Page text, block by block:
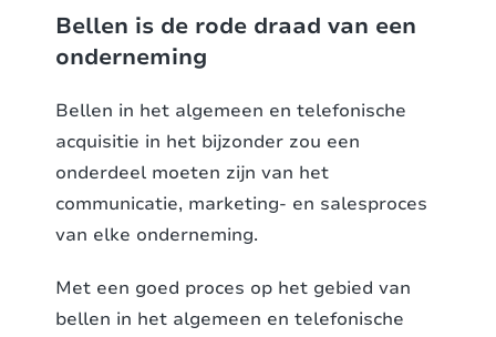
Bellen is de rode draad van een
onderneming
Bellen in het algemeen en telefonische
acquisitie in het bijzonder zou een
onderdeel moeten zijn van het
communicatie, marketing- en salesproces
van elke onderneming.
Met een goed proces op het gebied van
bellen in het algemeen en telefonische